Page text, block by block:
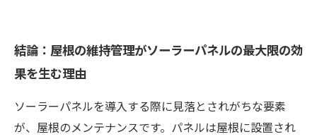
結論：屋根の維持管理がソーラーパネルの最大限の効
果を生む理由
ソーラーパネルを導入する際に見落とされがちな要素
が、屋根のメンテナンスです。パネルは屋根に設置され